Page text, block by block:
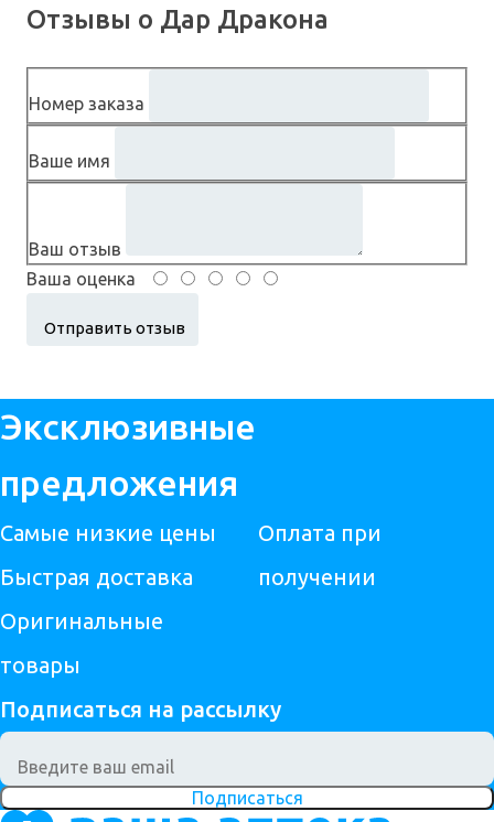
Отзывы о Дар Дракона
Номер заказа
Ваше имя
Ваш отзыв
Ваша оценка
Эксклюзивные
предложения
Самые низкие цены
Быстрая доставка
Оригинальные
товары
Оплата при
получении
Подписаться на рассылку
Подписаться